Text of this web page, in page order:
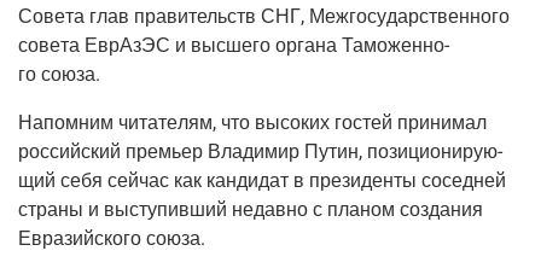
Сове­та глав пра­ви­тельств СНГ, Меж­го­су­дар­ствен­но­го
сове­та ЕврАз­ЭС и выс­ше­го орга­на Тамо­жен­но­
го союза.
Напом­ним чита­те­лям, что высо­ких гостей при­ни­мал
рос­сий­ский пре­мьер Вла­ди­мир Путин, пози­ци­о­ни­ру­ю­
щий себя сей­час как кан­ди­дат в пре­зи­ден­ты сосед­ней
стра­ны и высту­пив­ший недав­но с пла­ном созда­ния
Евразий­ско­го союза.